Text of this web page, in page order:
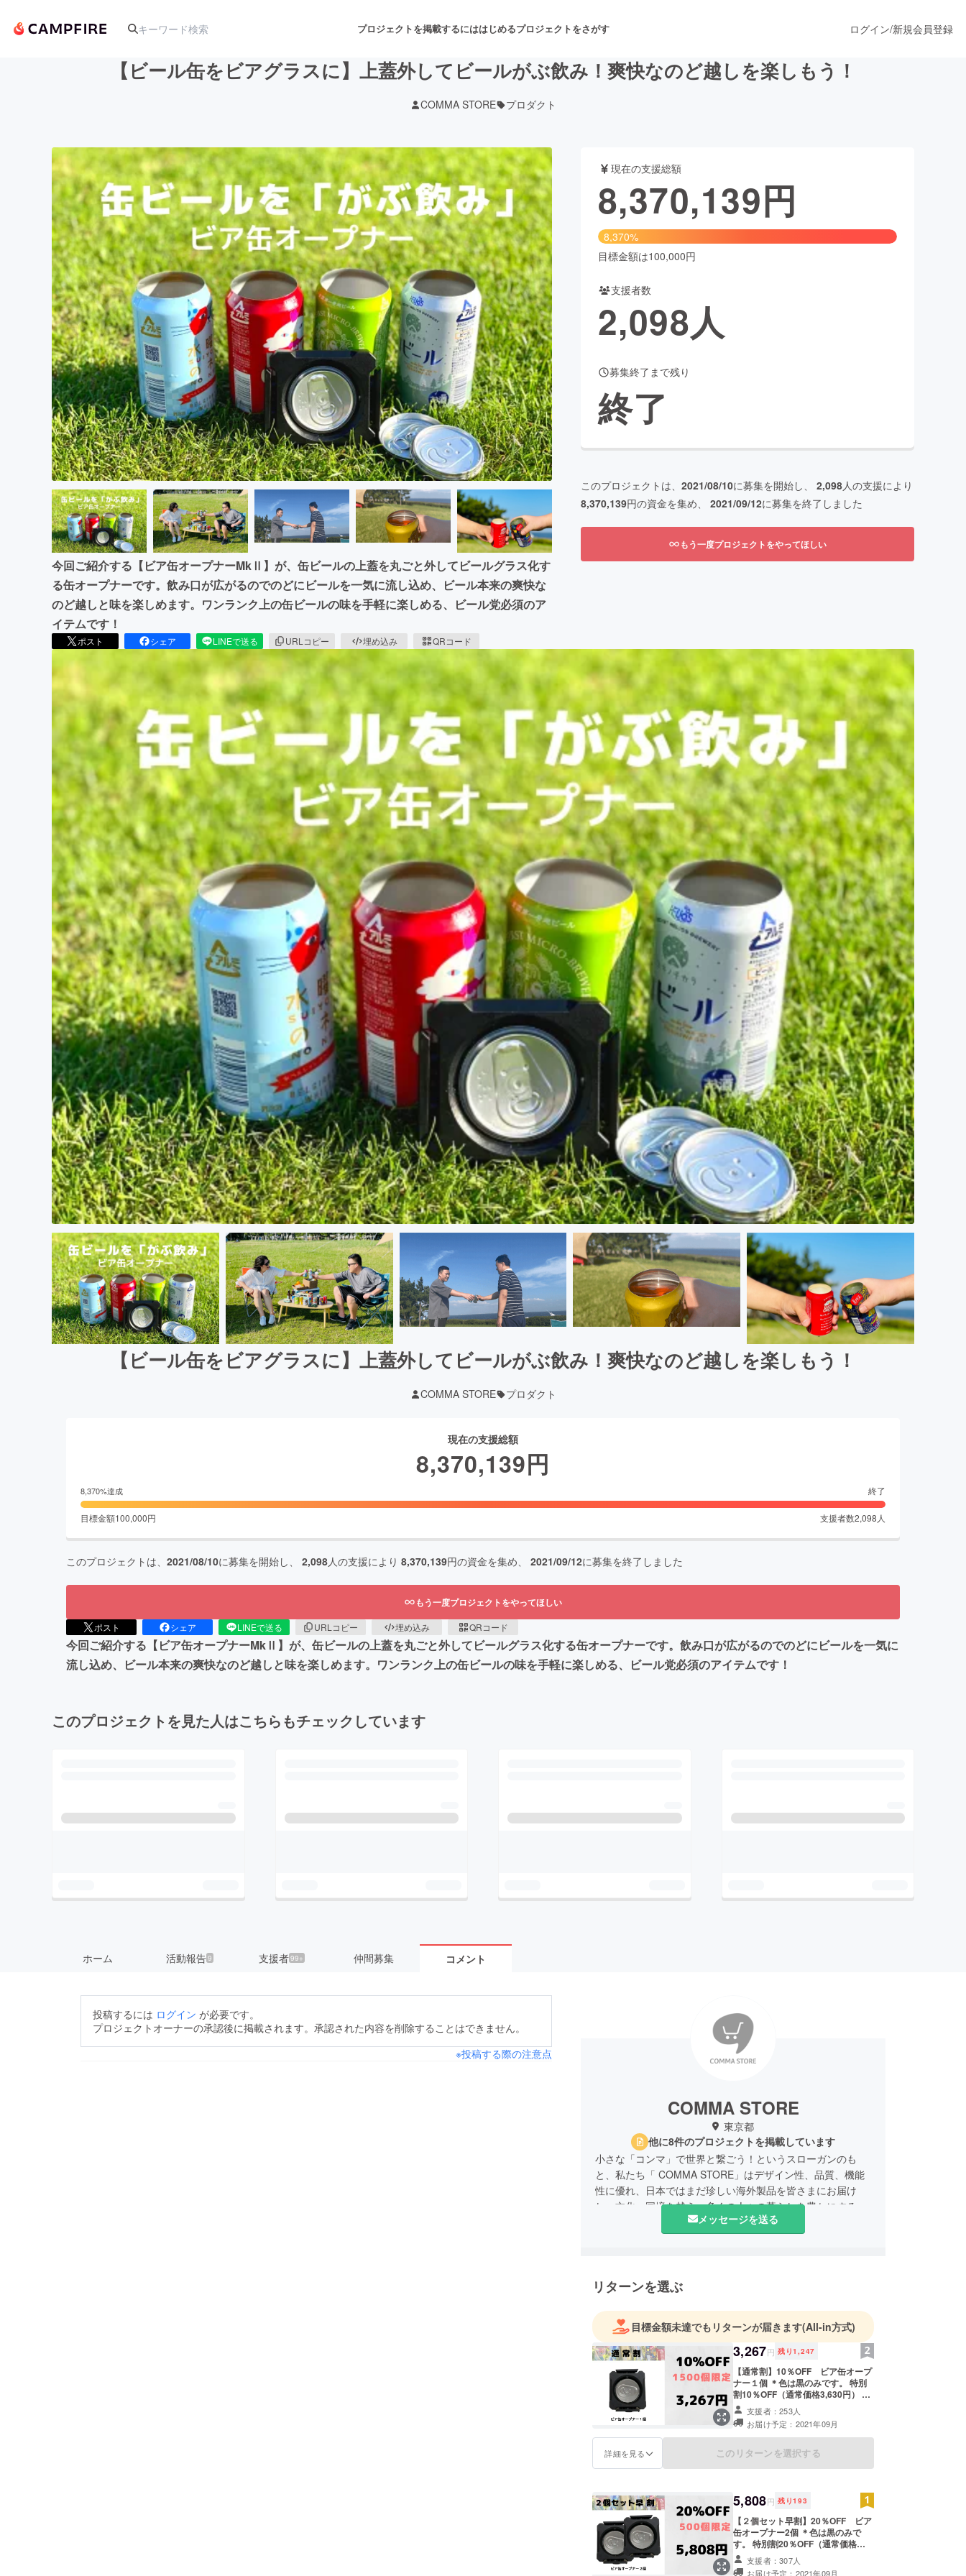
プロジェクトを掲載するにははじめるプロジェクトをさがす
アート・写真 音楽 舞台・パフォーマンス
テクノロジー・ガジェット ゲーム・サービス開発 フード・飲食店 ファッション
映像・映画 書籍・雑誌出版 アニメ・漫画
ビジネス・起業 チャレンジ ビューティー・ヘルスケア
まちづくり・地域活性化
CAMPFIRE for Social GoodCAMPFIRE Creation
CAMPFIREふるさと納税machi-yaコミュニティ
ログイン/新規会員登録
【ビール缶をビアグラスに】上蓋外してビールがぶ飲み！爽快なのど越しを楽しもう！
COMMA STORE プロダクト
今回ご紹介する【ビア缶オープナーMkⅡ】が、缶ビールの上蓋を丸ごと外してビールグラス化す
る缶オープナーです。飲み口が広がるのでのどにビールを一気に流し込め、ビール本来の爽快な
のど越しと味を楽しめます。ワンランク上の缶ビールの味を手軽に楽しめる、ビール党必須のア
イテムです！
ポスト シェア LINEで送る URLコピー 埋め込み QRコード
現在の支援総額
8,370,139円
8,370%
目標金額は100,000円
支援者数
2,098人
募集終了まで残り
終了
このプロジェクトは、 2021/08/10に募集を開始し、 2,098人の支援により
8,370,139円の資金を集め、 2021/09/12に募集を終了しました
もう一度プロジェクトをやってほしい
【ビール缶をビアグラスに】上蓋外してビールがぶ飲み！爽快なのど越しを楽しもう！
COMMA STORE プロダクト
現在の支援総額
8,370,139円
8,370%達成 終了
目標金額100,000円 支援者数2,098 人
このプロジェクトは、 2021/08/10に募集を開始し、 2,098人の支援により 8,370,139円の資金を集め、 2021/09/12に募集を終了しました
もう一度プロジェクトをやってほしい
ポスト シェア LINEで送る URLコピー 埋め込み QRコード
今回ご紹介する【ビア缶オープナーMkⅡ】が、缶ビールの上蓋を丸ごと外してビールグラス化する缶オープナーです。飲み口が広がるのでのどにビールを一気に
流し込め、ビール本来の爽快なのど越しと味を楽しめます。ワンランク上の缶ビールの味を手軽に楽しめる、ビール党必須のアイテムです！
このプロジェクトを見た人はこちらもチェックしています
ホーム 活動報告9 支援者99+ 仲間募集 コメント
投稿するには ログイン が必要です。
プロジェクトオーナーの承認後に掲載されます。承認された内容を削除することはできません。
※投稿する際の注意点
COMMA STORE
東京都
他に8件のプロジェクトを掲載しています
小さな「コンマ」で世界と繋ごう！というスローガンのも
と、私たち「 COMMA STORE」はデザイン性、品質、機能
性に優れ、日本ではまだ珍しい海外製品を皆さまにお届け
し、文化、国境を越え、多くの人々の暮らしを豊かにするお
手伝いをさせて頂きたいと思っています。
ドレスまでご連絡ください。
commastore.cyc@gmail.com
世界の素晴らしいプロダクトを日本へ！
メッセージを送る
リターンを選ぶ
目標金額未達でもリターンが届きます(All-in方式)
3,267円 残り1,247
【通常割】10％OFF ビア缶オープ
ナー１個 ＊色は黒のみです。 特別
割10％OFF（通常価格3,630円） 送
料込み支援者：253人
お届け予定：2021年09月
詳細を見る このリターンを選択する
5,808円 残り193
【２個セット早割】20％OFF ビア
缶オープナー2個 ＊色は黒のみで
す。 特別割20％OFF（通常価格
3,630円） 送料込み
支援者：307人
お届け予定：2021年09月